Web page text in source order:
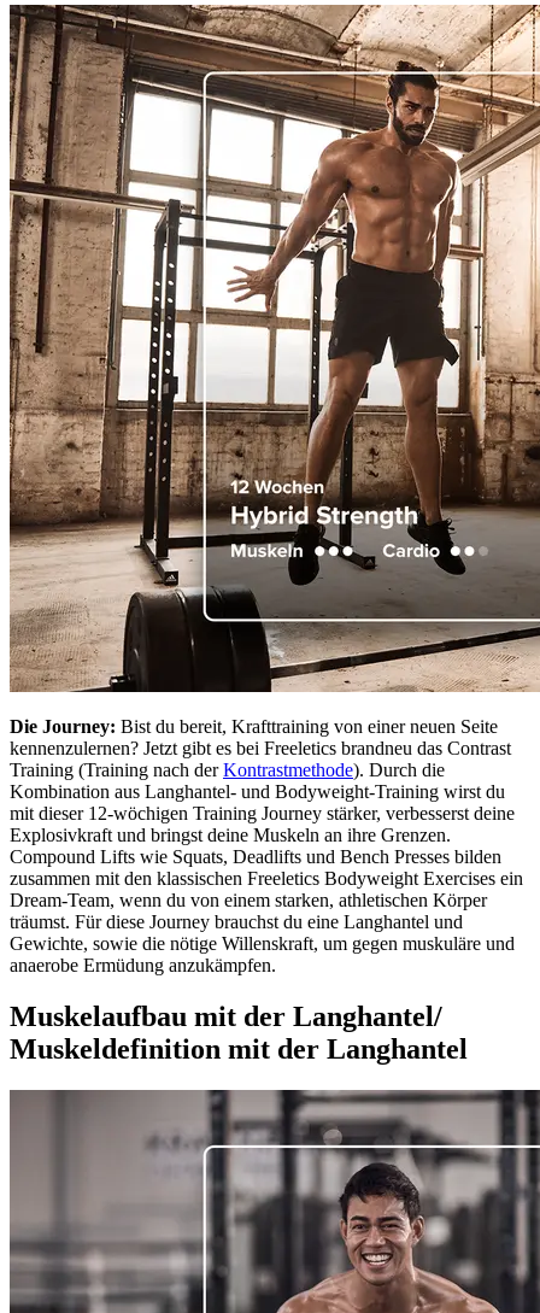
Die Journey: Bist du bereit, Krafttraining von einer neuen Seite
kennenzulernen? Jetzt gibt es bei Freeletics brandneu das Contrast
Training (Training nach derKontrastmethode). Durch die
Kombination aus Langhantel- und Bodyweight-Training wirst du
mit dieser 12-wöchigen Training Journey stärker, verbesserst deine
Explosivkraft und bringst deine Muskeln an ihre Grenzen.
Compound Lifts wie Squats, Deadlifts und Bench Presses bilden
zusammen mit den klassischen Freeletics Bodyweight Exercises ein
Dream-Team, wenn du von einem starken, athletischen Körper
träumst. Für diese Journey brauchst du eine Langhantel und
Gewichte, sowie die nötige Willenskraft, um gegen muskuläre und
anaerobe Ermüdung anzukämpfen.
Muskelaufbau mit der Langhantel/
Muskeldefinition mit der Langhantel